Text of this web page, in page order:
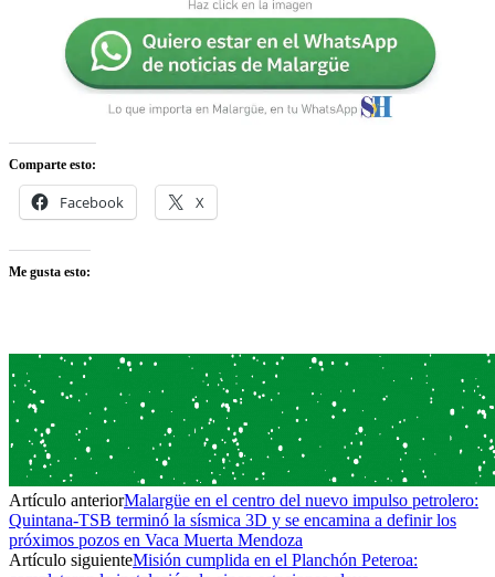
Comparte esto:
Facebook X
Me gusta esto:
Artículo anteriorMalargüe en el centro del nuevo impulso petrolero:
Quintana-TSB terminó la sísmica 3D y se encamina a definir los
próximos pozos en Vaca Muerta Mendoza
Artículo siguienteMisión cumplida en el Planchón Peteroa: